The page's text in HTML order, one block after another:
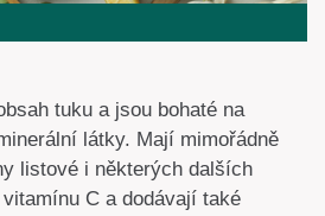
tuku a jsou bohaté na
látky. Mají mimořádně
listové i některých dalších
C a dodávají také